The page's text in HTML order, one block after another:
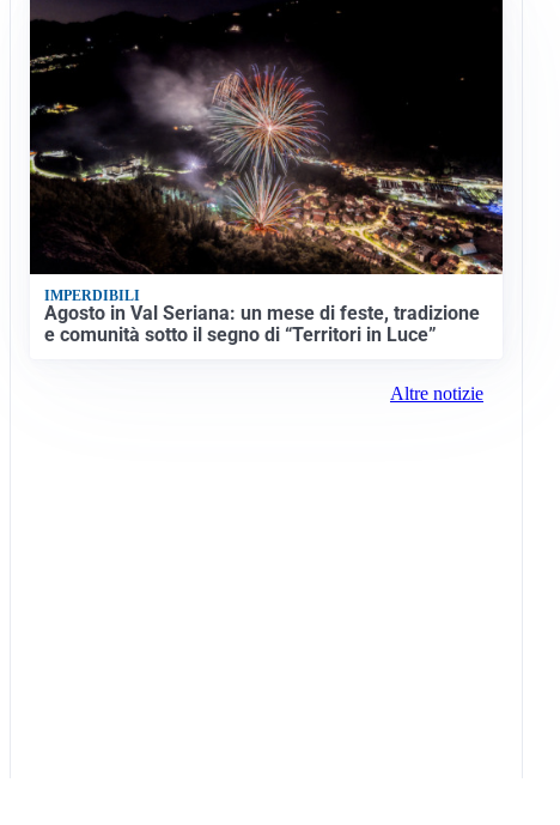
IMPERDIBILI
Agosto in Val Seriana: un mese di feste, tradizione
e comunità sotto il segno di “Territori in Luce”
Altre notizie